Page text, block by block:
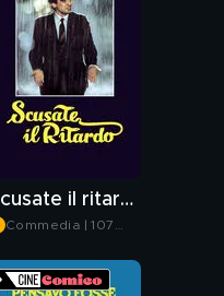
Scusate il ritardo
Commedia | 107